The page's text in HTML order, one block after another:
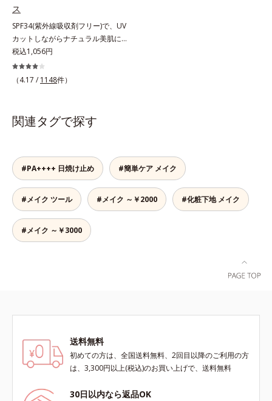
男性の悩み、シミ(*3)とテカリ(*4)
の両方に応えるアイテムです。*1
自社比較*2 アクリレーツコポリマ
ー配合＝化粧持ち向上成分*3 日焼
けによるシミ予防*4 皮脂吸着によ
るテカリ防止
ス*3 シリカ配合＝皮脂を吸着する
粉体*4 化粧持ち性能
ス
SPF34(紫外線吸収剤フリー)で、UV
カットしながらナチュラル美肌に。
これ1本で“小でかけ”にも、化粧下
地としても。この1本があれば、“ち
ょっとそこまで”もOKなすっぴん美
焼け止めです。 紫外線、近赤外
線、大気汚染物質(*2)を含むダメー
む絶妙な色設計で、白浮きなしの明
るい自然なつや肌に。さらに超軽量
粉体を採用しているので、とっても
軽い付けごこち。単品でも、化粧下
地としてもご使用いただけます。ベ
タつくことなくうるおい感覚が続く
「クリームタイプ」と、みずみずし
ちり・ほこり
税込1,056円
（4.17 / 1148件）
関連タグで探す
#PA++++ 日焼け止め #簡単ケア メイク
#メイク ツール #メイク ～￥2000 #化粧下地 メイク
#メイク ～￥3000
送料無料
初めての方は、全国送料無料、2回目以降のご利用の方
は、3,300円以上(税込)のお買い上げで、送料無料
30日以内なら返品OK